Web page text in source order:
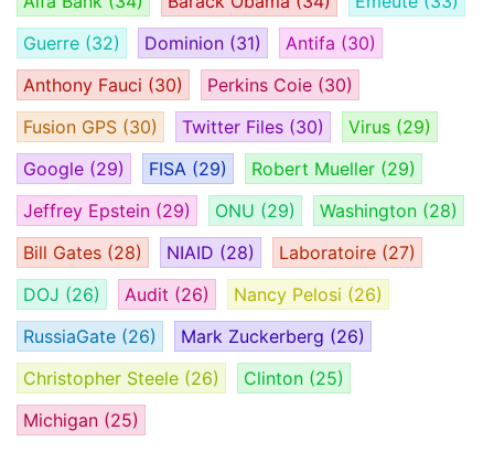
Guerre (32) Dominion (31) Antifa (30)
Anthony Fauci (30) Perkins Coie (30)
Fusion GPS (30) Twitter Files (30) Virus (29)
Google (29) FISA (29) Robert Mueller (29)
Jeffrey Epstein (29) ONU (29) Washington (28)
Bill Gates (28) NIAID (28) Laboratoire (27)
DOJ (26) Audit (26) Nancy Pelosi (26)
RussiaGate (26) Mark Zuckerberg (26)
Christopher Steele (26) Clinton (25)
Michigan (25)